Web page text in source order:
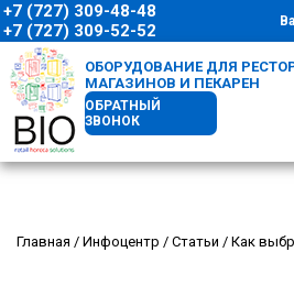
+7 (727) 309-48-48
+7 (727) 309-52-52
ОБОРУДОВАНИЕ ДЛЯ
МАГАЗИНОВ И ПЕКАРЕН
ОБРАТНЫЙ
ЗВОНОК
Главная / Инфоцентр / Статьи / Как